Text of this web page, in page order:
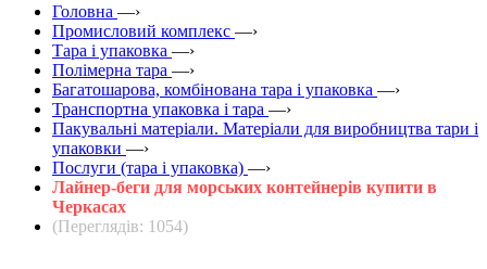
Головна —›
Промисловий комплекс —›
Тара і упаковка —›
Полімерна тара —›
Багатошарова, комбінована тара і упаковка —›
Транспортна упаковка і тара —›
Пакувальні матеріали. Матеріали для виробництва тари і
упаковки —›
Послуги (тара і упаковка) —›
Лайнер-беги для морських контейнерів купити в
Черкасах
(Переглядів: 1054)